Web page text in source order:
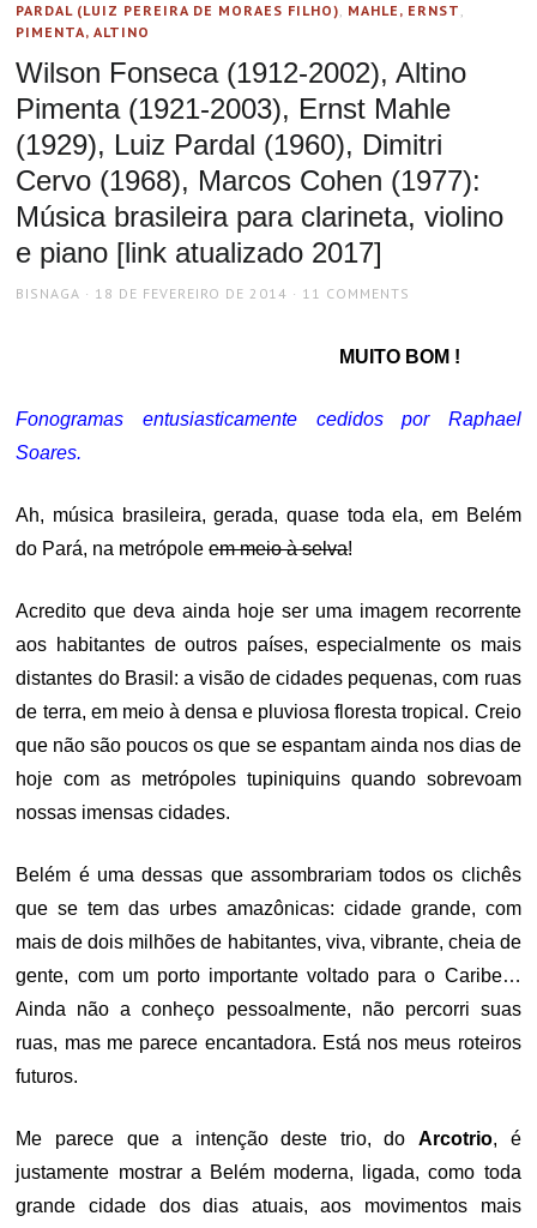
PARDAL (LUIZ PEREIRA DE MORAES FILHO), MAHLE, ERNST ,
PIMENTA, ALTINO
Wilson Fonseca (1912-2002), Altino
Pimenta (1921-2003), Ernst Mahle
(1929), Luiz Pardal (1960), Dimitri
Cervo (1968), Marcos Cohen (1977):
Música brasileira para clarineta, violino
e piano [link atualizado 2017]
AUTHOR
BISNAGA
POSTED
18 DE FEVEREIRO DE 2014 11 COMMENTS
MUITO BOM !
Fonogramas entusiasticamente cedidos por Raphael
Soares.
Ah, música brasileira, gerada, quase toda ela, em Belém
do Pará, na metrópoleem meio à selva!
Acredito que deva ainda hoje ser uma imagem recorrente
aos habitantes de outros países, especialmente os mais
distantes do Brasil: a visão de cidades pequenas, com ruas
de terra, em meio à densa e pluviosa floresta tropical. Creio
que não são poucos os que se espantam ainda nos dias de
hoje com as metrópoles tupiniquins quando sobrevoam
nossas imensas cidades.
Belém é uma dessas que assombrariam todos os clichês
que se tem das urbes amazônicas: cidade grande, com
mais de dois milhões de habitantes, viva, vibrante, cheia de
gente, com um porto importante voltado para o Caribe…
Ainda não a conheço pessoalmente, não percorri suas
ruas, mas me parece encantadora. Está nos meus roteiros
futuros.
Me parece que a intenção deste trio, do Arcotrio, é
justamente mostrar a Belém moderna, ligada, como toda
grande cidade dos dias atuais, aos movimentos mais